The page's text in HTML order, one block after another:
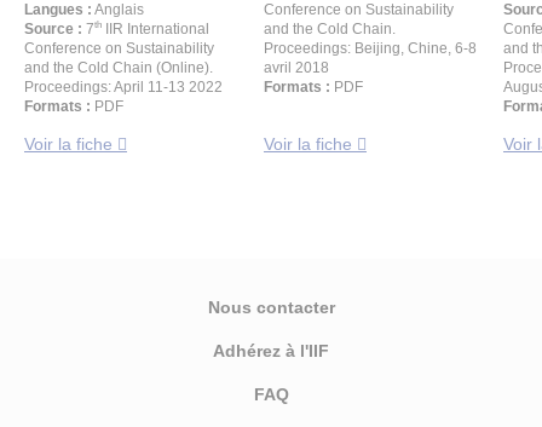
Langues : Anglais
Source : 7th
IIR International
Conference on Sustainability
and the Cold Chain (Online).
Proceedings: April 11-13 2022
Formats : PDF
Voir la fiche
Conference on Sustainability
and the Cold Chain.
Proceedings: Beijing, Chine, 6-8
avril 2018
Formats : PDF
Voir la fiche
and
Voir
Nous contacter
Adhérez à l'IIF
FAQ